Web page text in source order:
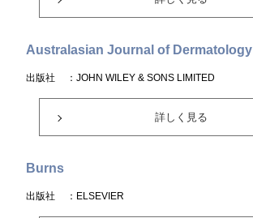
Australasian Journal of Dermatology
出版社 ：JOHN WILEY & SONS LIMITED
詳しく見る
Burns
出版社 ：ELSEVIER